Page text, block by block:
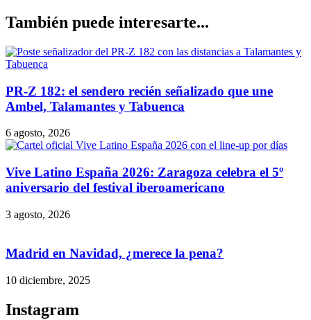
También puede interesarte...
PR-Z 182: el sendero recién señalizado que une
Ambel, Talamantes y Tabuenca
6 agosto, 2026
Vive Latino España 2026: Zaragoza celebra el 5º
aniversario del festival iberoamericano
3 agosto, 2026
Madrid en Navidad, ¿merece la pena?
10 diciembre, 2025
Instagram